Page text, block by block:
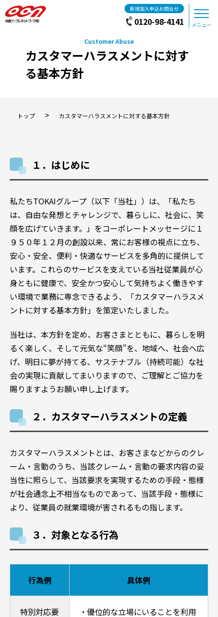
新規加入申込お問合せ
0120-98-4141 メニュー
カスタマーハラスメントに対す
る基本方針
トップ > カスタマーハラスメントに対する基本方針
１．はじめに
私たちTOKAIグループ（以下「当社」）は、「私たち
は、自由な発想とチャレンジで、暮らしに、社会に、笑
顔を広げていきます。」をコーポレートメッセージに１
９５０年１２月の創設以来、常にお客様の視点に立ち、
安心・安全、便利・快適なサービスを多角的に提供して
います。これらのサービスを支えている当社従業員が心
身ともに健康で、安全かつ安心して気持ちよく働きやす
い環境で業務に専念できるよう、「カスタマーハラスメ
ントに対する基本方針」を策定いたしました。
当社は、本方針を定め、お客さまとともに、暮らしを明
るく楽しく、そして元気な“笑顔”を、地域へ、社会へ広
げ、明日に夢が持てる、サステナブル（持続可能）な社
会の実現に貢献してまいりますので、ご理解とご協力を
賜りますようお願い申し上げます。
２．カスタマーハラスメントの定義
カスタマーハラスメントとは、お客さまなどからのクレ
ーム・言動のうち、当該クレーム・言動の要求内容の妥
当性に照らして、当該要求を実現するための手段・態様
が社会通念上不相当なものであって、当該手段・態様に
より、従業員の就業環境が害されるもの指します。
３．対象となる行為
行為例 具体例
特別対応要
・優位的な立場にいることを利用